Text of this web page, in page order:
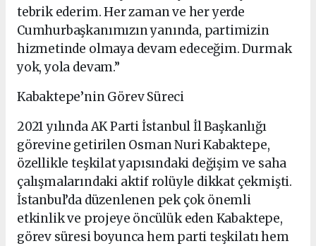
tebrik ederim. Her zaman ve her yerde
Cumhurbaşkanımızın yanında, partimizin
hizmetinde olmaya devam edeceğim. Durmak
yok, yola devam.”
Kabaktepe’nin Görev Süreci
2021 yılında AK Parti İstanbul İl Başkanlığı
görevine getirilen Osman Nuri Kabaktepe,
özellikle teşkilat yapısındaki değişim ve saha
çalışmalarındaki aktif rolüyle dikkat çekmişti.
İstanbul’da düzenlenen pek çok önemli
etkinlik ve projeye öncülük eden Kabaktepe,
görev süresi boyunca hem parti teşkilatı hem